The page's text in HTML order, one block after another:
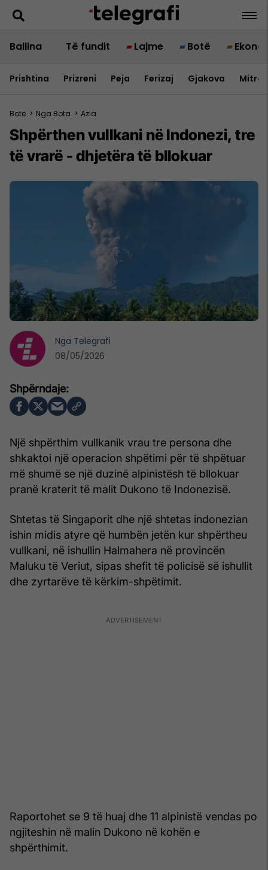
Ballina Të fundit Lajme Botë
Prishtina Prizreni Peja Ferizaj Gjakova
Botë > Nga Bota > Azia
Shpërthen vullkani në Indonezi, tre
të vrarë - dhjetëra të bllokuar
Një shpërthim vullkanik vrau tre persona dhe
shkaktoi një operacion shpëtimi për të shpëtuar
më shumë se një duzinë alpinistësh të bllokuar
pranë kraterit të malit Dukono të Indonezisë.
Shtetas të Singaporit dhe një shtetas indonezian
ishin midis atyre që humbën jetën kur shpërtheu
vullkani, në ishullin Halmahera në provincën
Maluku të Veriut, sipas shefit të policisë së ishullit
dhe zyrtarëve të kërkim-shpëtimit.
Raportohet se 9 të huaj dhe 11 alpinistë vendas po
ngjiteshin në malin Dukono në kohën e
shpërthimit.
Nga Telegrafi
08/05/2026